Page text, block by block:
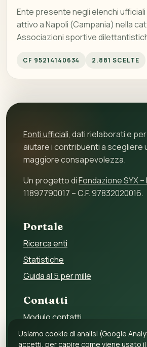
Ente presente negli elenchi ufficiali
attivo a Napoli (Campania) nella
Associazioni sportive
CF 95214140634 2.881 SCELTE
Fonti ufficiali, dati rielaborati e
aiutare i contribuenti a scegliere
maggiore consapevolezza.
Un progetto diFondazione SYX –
11897790017 – C.F. 97832020016.
Portale
Ricerca enti
Statistiche
Guida al 5 per mille
Contatti
Modulo contatti
Per gli enti
Usiamo cookie di analisi (Google
accetti, per capire come viene usato